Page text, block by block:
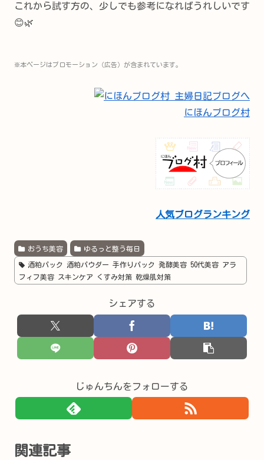
これから試す方の、少しでも参考になればうれしいです
😊🌿
※本ページはプロモーション（広告）が含まれています。
にほんブログ村
人気ブログランキング
おうち美容 ゆるっと整う毎日
酒粕パック 酒粕パウダー 手作りパック 発酵美容 50代美容 アラ
フィフ美容 スキンケア くすみ対策 乾燥肌対策
シェアする
じゅんちんをフォローする
関連記事